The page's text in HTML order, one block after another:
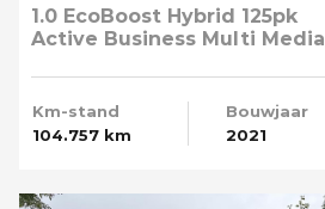
1.0 EcoBoost Hybrid 125pk
Active Business Multi Media
Km-stand
104.757 km
Bouwjaar
2021